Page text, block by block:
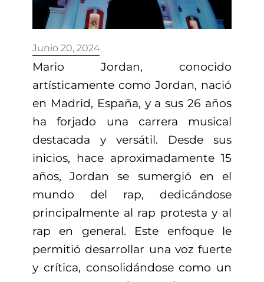
Junio 20, 2024
Mario Jordan, conocido
artísticamente como Jordan, nació
en Madrid, España, y a sus 26 años
ha forjado una carrera musical
destacada y versátil. Desde sus
inicios, hace aproximadamente 15
años, Jordan se sumergió en el
mundo del rap, dedicándose
principalmente al rap protesta y al
rap en general. Este enfoque le
permitió desarrollar una voz fuerte
y crítica, consolidándose como un